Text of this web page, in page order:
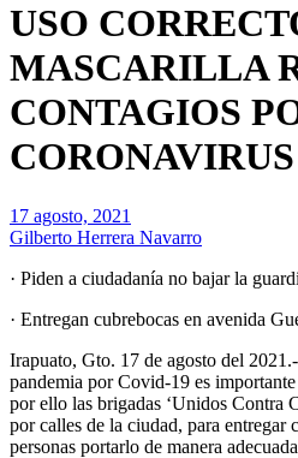
USO
MASCARILLA
CONTAGIOS
CORONAVIRUS
17 agosto, 2021
Gilberto Herrera Navarro
· Piden a ciudadanía no bajar la
· Entregan cubrebocas en avenida
Irapuato, Gto. 17 de agosto del
pandemia por Covid-19 es
por ello las brigadas ‘Unidos Contra
por calles de la ciudad, para entregar
personas portarlo de manera